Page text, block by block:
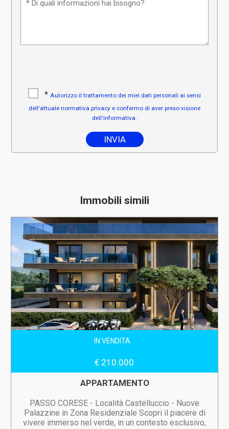
* Autorizzo il trattamento dei miei dati personali ai sensi
dell'attuale normativa privacy e confermo di aver preso visione
dell'informativa.
Immobili simili
IN VENDITA
€ 210.000
APPARTAMENTO
PASSO CORESE - Località Castelluccio - Nuove
Palazzine in Zona Residenziale Scopri il piacere di
vivere immerso nel verde, in un contesto esclusivo,